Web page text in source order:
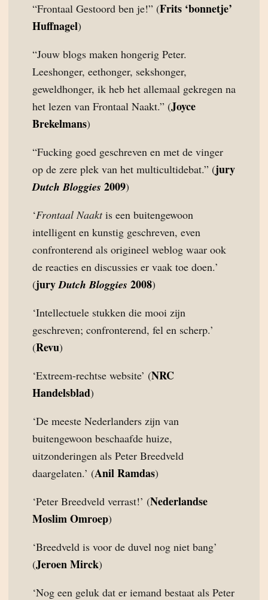
“Frontaal Gestoord ben je!” (Frits ‘bonnetje’
Huffnagel)
“Jouw blogs maken hongerig Peter.
Leeshonger, eethonger, sekshonger,
geweldhonger, ik heb het allemaal gekregen na
het lezen van Frontaal Naakt.” (Joyce
Brekelmans)
“Fucking goed geschreven en met de vinger
op de zere plek van het multicultidebat.” (jury
Dutch Bloggies 2009)
‘Frontaal Naaktis een buitengewoon
intelligent en kunstig geschreven, even
confronterend als origineel weblog waar ook
de reacties en discussies er vaak toe doen.’
(juryDutch Bloggies 2008)
‘Intellectuele stukken die mooi zijn
geschreven; confronterend, fel en scherp.’
(Revu)
‘Extreem-rechtse website’ (NRC
Handelsblad)
‘De meeste Nederlanders zijn van
buitengewoon beschaafde huize,
uitzonderingen als Peter Breedveld
daargelaten.’ (Anil Ramdas)
‘Peter Breedveld verrast!’ (Nederlandse
Moslim Omroep)
‘Breedveld is voor de duvel nog niet bang’
(Jeroen Mirck)
‘Nog een geluk dat er iemand bestaat als Peter